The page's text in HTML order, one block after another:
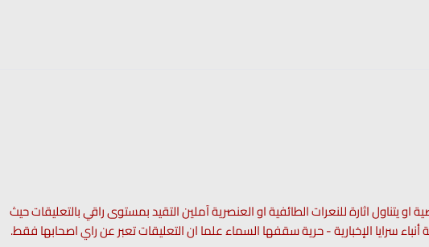
يتناول اثارة للنعرات الطائفية او العنصرية آملين التقيد بمستوى راقي بالتعليقات حيث
سرايا الإخبارية - حرية سقفها السماء علما ان التعليقات تعبر عن راي اصحابها فقط.